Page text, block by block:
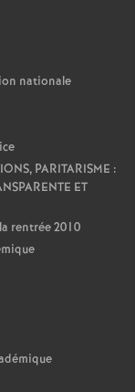
nationale
PARITARISME :
ET
rentrée 2010